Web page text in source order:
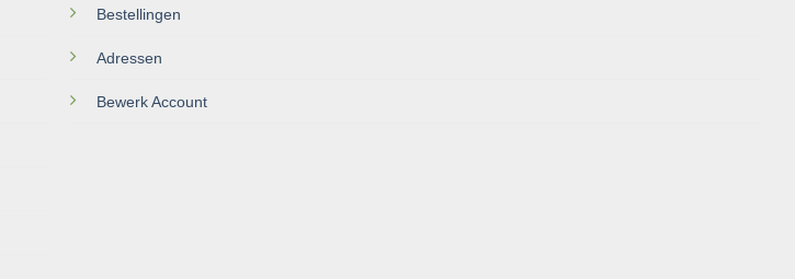
Bestellingen
Adressen
Bewerk Account